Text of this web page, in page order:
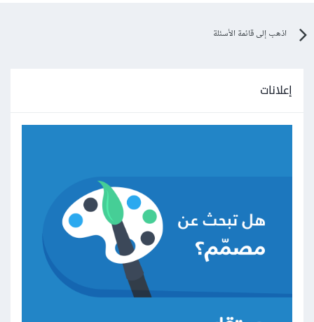
اذهب إلى قائمة الأسئلة
إعلانات